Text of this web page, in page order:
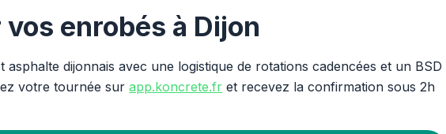
enrobés à Dijon
dijonnais avec une logistique de rotations cadencées et un BSD
votre tournée surapp.koncrete.fr et recevez la confirmation sous 2h